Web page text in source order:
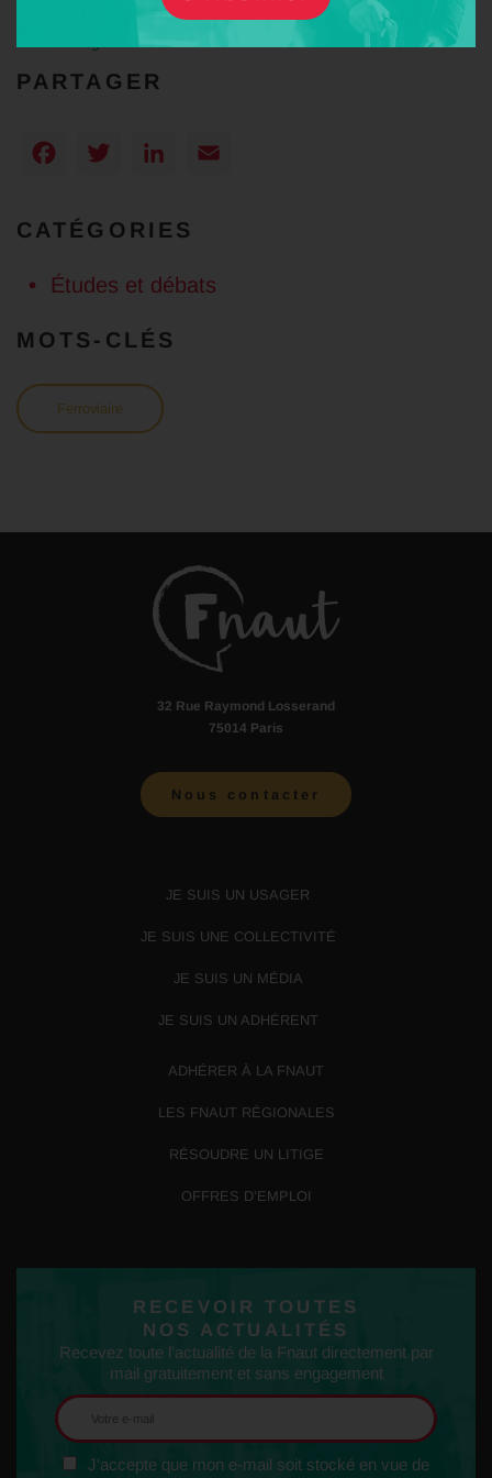
Télécharger l’étude
PARTAGER
Facebook
TwitterLinkedIn
CATÉGORIES
Études et débats
MOTS-CLÉS
Ferroviaire
32 Rue Raymond Losserand
75014 Paris
Nous contacter
JE SUIS UN USAGER
JE SUIS UNE COLLECTIVITÉ
JE SUIS UN MÉDIA
JE SUIS UN ADHÉRENT
ADHÉRER À LA FNAUT
LES FNAUT RÉGIONALES
RÉSOUDRE UN LITIGE
OFFRES D’EMPLOI
RECEVOIR TOUTES
NOS ACTUALITÉS
Recevez toute l'actualité de la Fnaut directement par
mail gratuitement et sans engagement
J'accepte que mon e-mail soit stocké en vue de